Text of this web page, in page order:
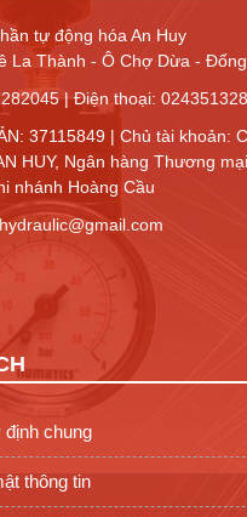
tự động hóa An Huy
La Thành - Ô Chợ Dừa -
| Điện thoại:
37115849 | Chủ tài khoản:
HUY, Ngân hàng Thương
nhánh Hoàng Cầu
chung
thông tin